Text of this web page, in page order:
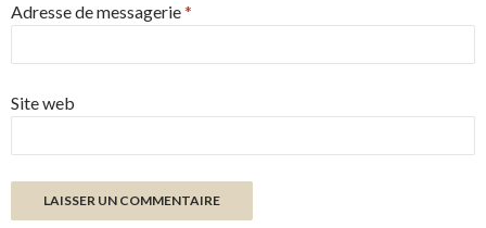
Adresse de messagerie*
Site web